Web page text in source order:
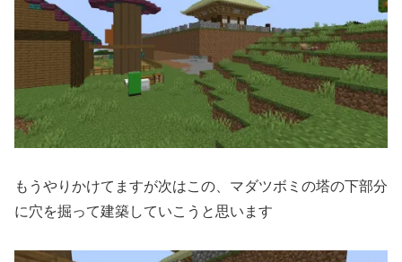
もうやりかけてますが次はこの、マダツボミの塔の下部分
に穴を掘って建築していこうと思います